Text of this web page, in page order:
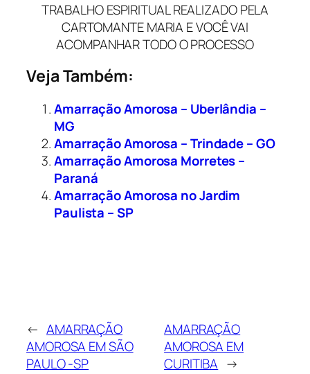
TRABALHO ESPIRITUAL REALIZADO PELA
CARTOMANTE MARIA E VOCÊ VAI
ACOMPANHAR TODO O PROCESSO
Veja Também:
Amarração Amorosa – Uberlândia –
MG
Amarração Amorosa – Trindade – GO
Amarração Amorosa Morretes –
Paraná
Amarração Amorosa no Jardim
Paulista – SP
← AMARRAÇÃO
AMOROSA EM SÃO
PAULO -SP
AMARRAÇÃO
AMOROSA EM
CURITIBA →